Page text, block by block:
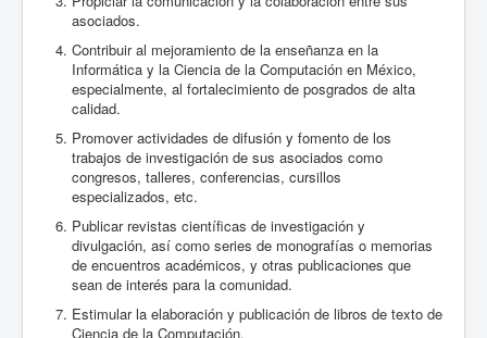
asociados.
Contribuir al mejoramiento de la enseñanza en la
Informática y la Ciencia de la Computación en México,
especialmente, al fortalecimiento de posgrados de alta
calidad.
Promover actividades de difusión y fomento de los
trabajos de investigación de sus asociados como
congresos, talleres, conferencias, cursillos
especializados, etc.
Publicar revistas científicas de investigación y
divulgación, así como series de monografías o memorias
de encuentros académicos, y otras publicaciones que
sean de interés para la comunidad.
Estimular la elaboración y publicación de libros de texto de
Ciencia de la Computación.